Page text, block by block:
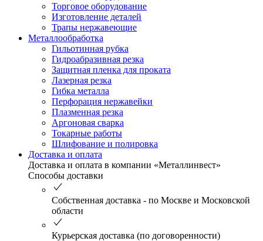
Торговое оборудование
Изготовление деталей
Трапы нержавеющие
Металлообработка
Гильотинная рубка
Гидроабразивная резка
Защитная пленка для проката
Лазерная резка
Гибка металла
Перфорация нержавейки
Плазменная резка
Аргоновая сварка
Токарные работы
Шлифование и полировка
Доставка и оплата
Доставка и оплата в компании «Металлинвест»
Способы доставки
Собственная доставка - по Москве и Московской
области
Курьерская доставка (по договоренности)